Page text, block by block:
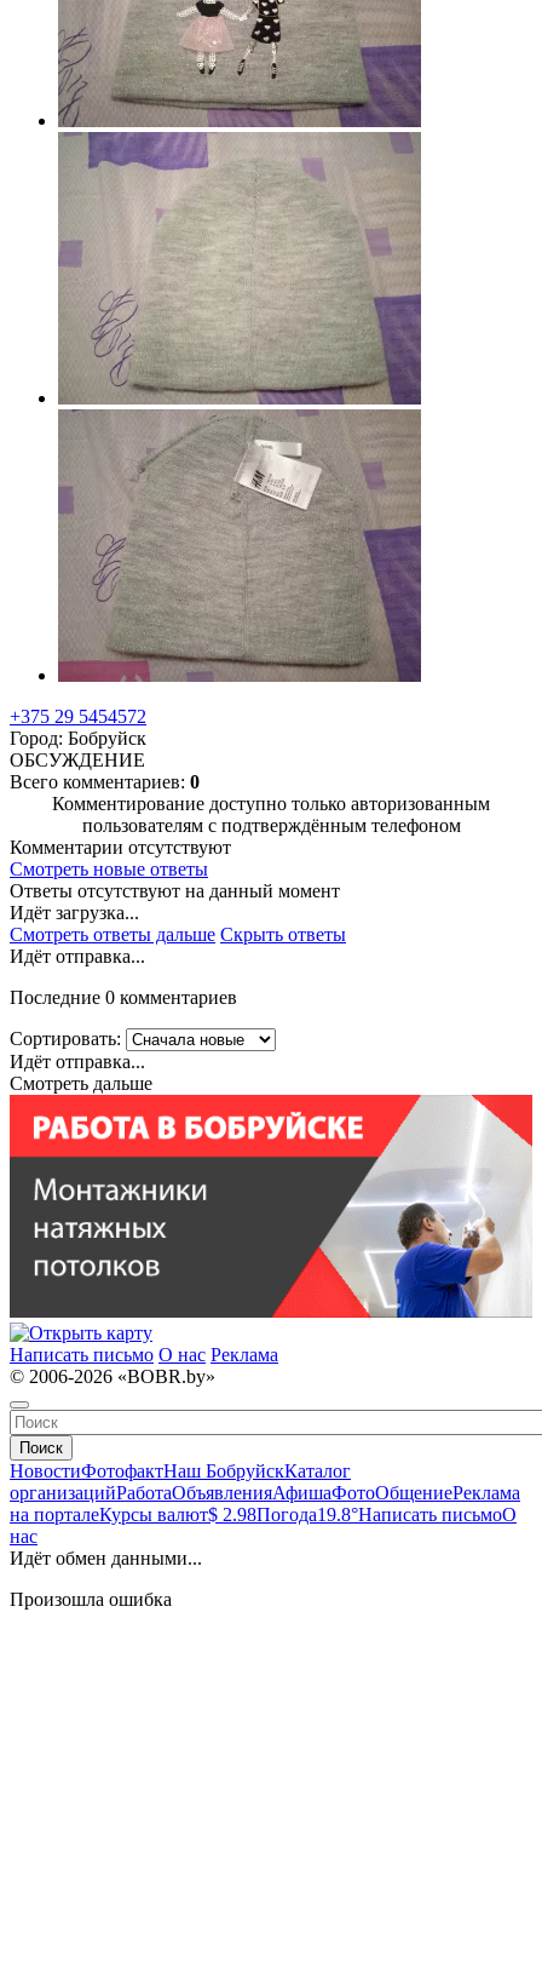
+375 29 5454572
Город: Бобруйск
ОБСУЖДЕНИЕ
Всего комментариев: 0
Комментирование доступно только авторизованным
пользователям с подтверждённым телефоном
Комментарии отсутствуют
Смотреть новые ответы
Ответы отсутствуют на данный момент
Идёт загрузка...
Смотреть ответы дальше Скрыть ответы
Идёт отправка...
Последние 0 комментариев
Сортировать:
Идёт отправка...
Смотреть дальше
Написать письмо О нас Реклама
© 2006-2026 «BOBR.by»
Поиск
НовостиФотофактНаш БобруйскКаталог
организацийРаботаОбъявленияАфишаФотоОбщениеРеклама
на порталеКурсы валют$ 2.98Погода19.8°Написать письмоО
нас
Идёт обмен данными...
Произошла ошибка